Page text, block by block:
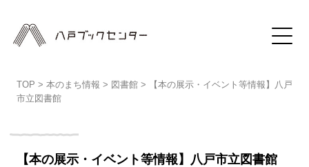
TOP > 本のまち情報 > 図書館>
【本の展示・イベント等情報】八戸
市立図書館
【本の展示・イベント等情報】八戸市立図書館